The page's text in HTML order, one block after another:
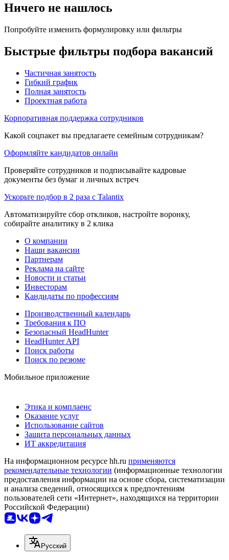
Ничего не нашлось
Попробуйте изменить формулировку или фильтры
Быстрые фильтры подбора вакансий
Частичная занятость
Гибкий график
Полная занятость
Проектная работа
Корпоративная поддержка сотрудников
Какой соцпакет вы предлагаете семейным сотрудникам?
Оформляйте кандидатов онлайн
Проверяйте сотрудников и подписывайте кадровые
документы без бумаг и личных встреч
Ускорьте подбор в 2 раза с Talantix
Автоматизируйте сбор откликов, настройте воронку,
собирайте аналитику в 2 клика
О компании
Наши вакансии
Партнерам
Реклама на сайте
Новости и статьи
Инвесторам
Кандидаты по профессиям
Производственный календарь
Требования к ПО
Безопасный HeadHunter
HeadHunter API
Поиск работы
Поиск по резюме
Мобильное приложение
Этика и комплаенс
Оказание услуг
Использование сайтов
Защита персональных данных
ИТ аккредитация
На информационном ресурсе hh.ru применяются
рекомендательные технологии (информационные технологии
предоставления информации на основе сбора, систематизации
и анализа сведений, относящихся к предпочтениям
пользователей сети «Интернет», находящихся на территории
Российской Федерации)
Русский